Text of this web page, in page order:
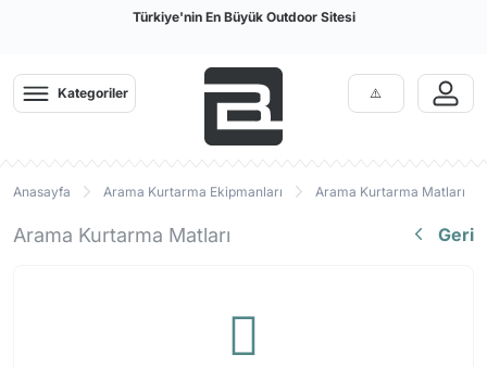
Türkiye'nin En Büyük Outdoor Sitesi
Kategoriler
Anasayfa Arama Kurtarma Ekipmanları Arama Kurtarma Matları
Arama Kurtarma Matları Geri